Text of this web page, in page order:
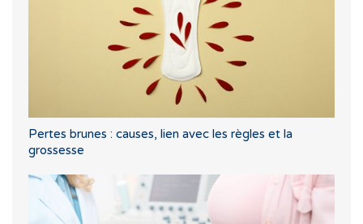
Pertes brunes : causes, lien avec les règles et la
grossesse